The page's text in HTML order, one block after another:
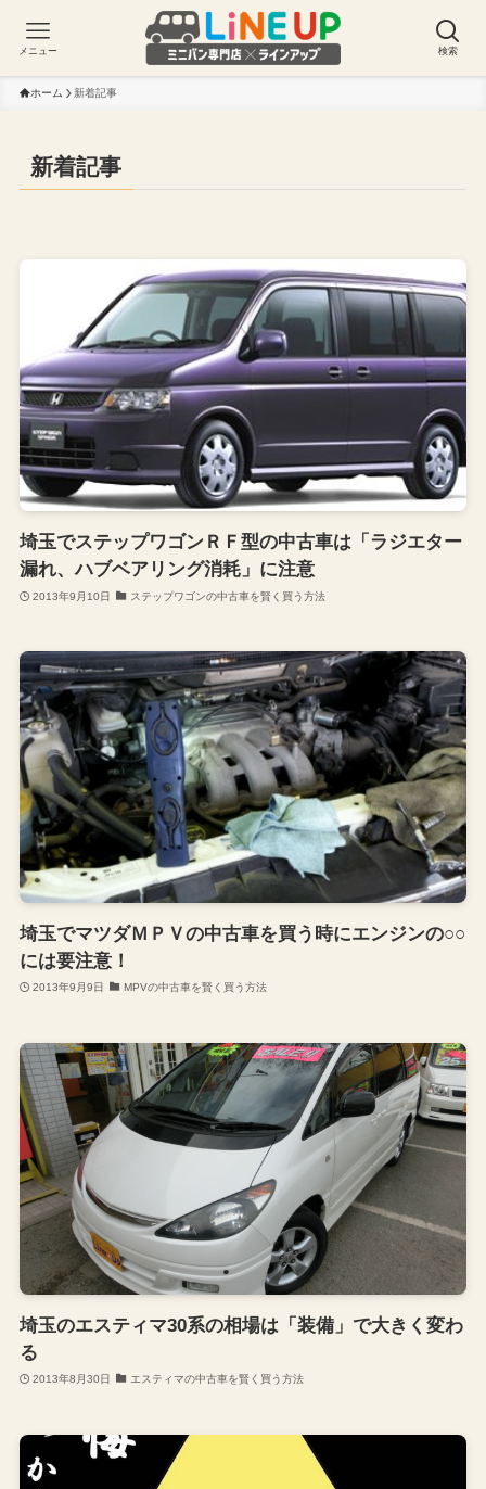
検索
メニュー
ホーム 新着記事
新着記事
埼玉でステップワゴンＲＦ型の中古車は「ラジエター
漏れ、ハブベアリング消耗」に注意
2013年9月10日 ステップワゴンの中古車を賢く買う方法
埼玉でマツダＭＰＶの中古車を買う時にエンジンの○○
には要注意！
2013年9月9日 MPVの中古車を賢く買う方法
埼玉のエスティマ30系の相場は「装備」で大きく変わ
る
2013年8月30日 エスティマの中古車を賢く買う方法